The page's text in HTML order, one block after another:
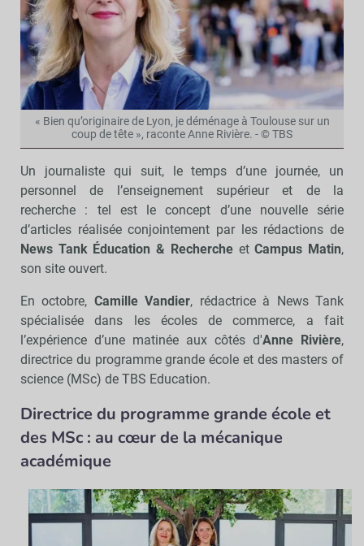
« Bien qu’originaire de Lyon, je déménage à Toulouse sur un
coup de tête », raconte Anne Rivière. - © TBS
Un journaliste qui suit, le temps d’une journée, un
personnel de l’enseignement supérieur et de la
recherche : tel est le concept d’une nouvelle série
d’articles réalisée conjointement par les rédactions de
News Tank Éducation & Recherche etCampus Matin,
son site ouvert.
En octobre, Camille Vandier, rédactrice à News Tank
spécialisée dans les écoles de commerce, a fait
l’expérience d’une matinée aux côtés d'Anne Rivière,
directrice du programme grande école et des masters of
science (MSc) de TBS Education.
Directrice du programme grande école et
des MSc : au cœur de la mécanique
académique